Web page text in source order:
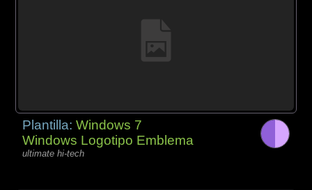
Plantilla:Windows 7
Windows Logotipo Emblema
ultimate hi-tech